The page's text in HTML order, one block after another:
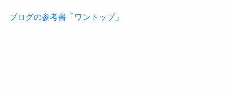
ブログの参考書「ワントップ」